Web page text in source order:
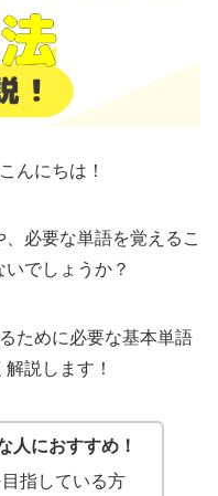
んにちは！
必要な単語を覚えるこ
でしょうか？
ために必要な基本単語
説します！
人におすすめ！
指している方